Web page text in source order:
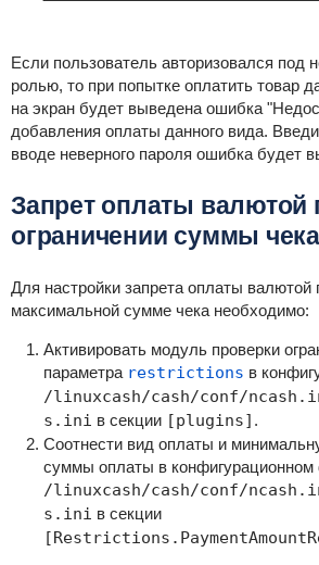
Если пользователь авторизовался под
ролью, то при попытке оплатить товар
на экран будет выведена ошибка
добавления оплаты данного вида.
вводе неверного пароля ошибка будет
Запрет оплаты валютой
ограничении суммы чека
Для настройки запрета оплаты
максимальной сумме чека необходимо:
Активировать модуль проверки
параметра restrictions в
/linuxcash/cash/conf/
s.ini в секции [plugins] .
Соотнести вид оплаты и
суммы оплаты в
/linuxcash/cash/conf/
s.ini в секции